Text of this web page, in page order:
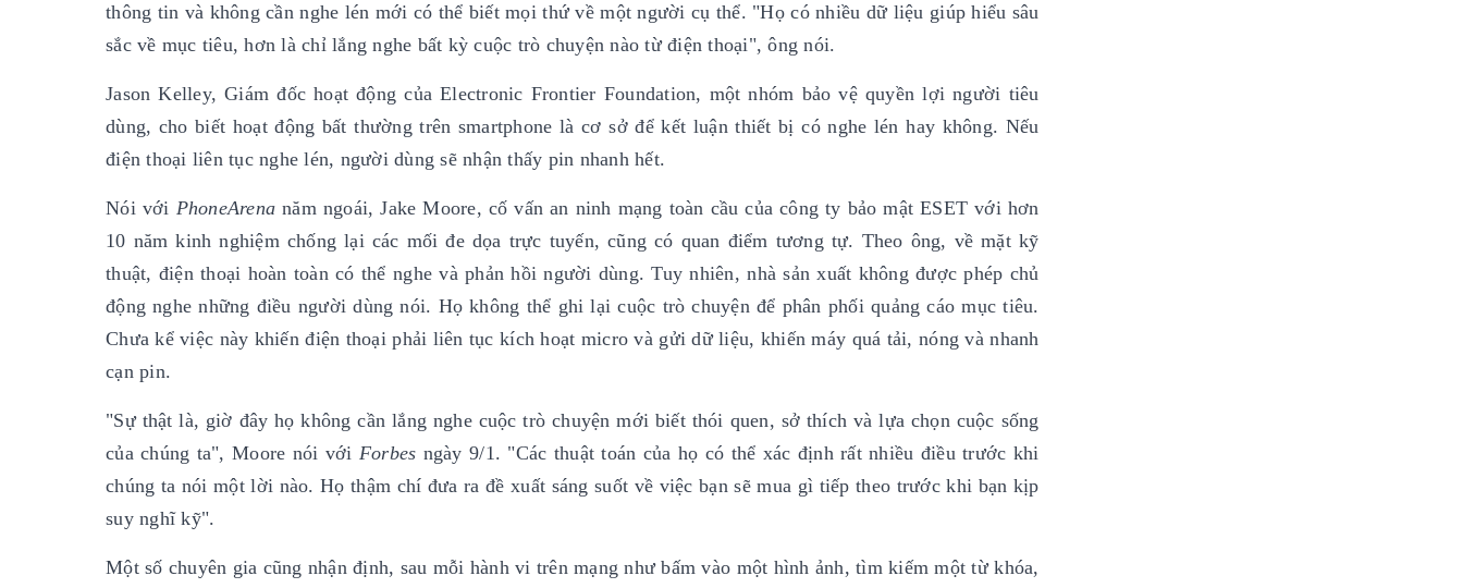
thông tin và không cần nghe lén mới có thể biết mọi thứ về một người cụ thể. "Họ có nhiều dữ liệu giúp hiểu sâu
sắc về mục tiêu, hơn là chỉ lắng nghe bất kỳ cuộc trò chuyện nào từ điện thoại", ông nói.
Jason Kelley, Giám đốc hoạt động của Electronic Frontier Foundation, một nhóm bảo vệ quyền lợi người tiêu
dùng, cho biết hoạt động bất thường trên smartphone là cơ sở để kết luận thiết bị có nghe lén hay không. Nếu
điện thoại liên tục nghe lén, người dùng sẽ nhận thấy pin nhanh hết.
Nói với PhoneArena năm ngoái, Jake Moore, cố vấn an ninh mạng toàn cầu của công ty bảo mật ESET với hơn
10 năm kinh nghiệm chống lại các mối đe dọa trực tuyến, cũng có quan điểm tương tự. Theo ông, về mặt kỹ
thuật, điện thoại hoàn toàn có thể nghe và phản hồi người dùng. Tuy nhiên, nhà sản xuất không được phép chủ
động nghe những điều người dùng nói. Họ không thể ghi lại cuộc trò chuyện để phân phối quảng cáo mục tiêu.
Chưa kể việc này khiến điện thoại phải liên tục kích hoạt micro và gửi dữ liệu, khiến máy quá tải, nóng và nhanh
cạn pin.
"Sự thật là, giờ đây họ không cần lắng nghe cuộc trò chuyện mới biết thói quen, sở thích và lựa chọn cuộc sống
của chúng ta", Moore nói với Forbes ngày 9/1. "Các thuật toán của họ có thể xác định rất nhiều điều trước khi
chúng ta nói một lời nào. Họ thậm chí đưa ra đề xuất sáng suốt về việc bạn sẽ mua gì tiếp theo trước khi bạn kịp
suy nghĩ kỹ".
Một số chuyên gia cũng nhận định, sau mỗi hành vi trên mạng như bấm vào một hình ảnh, tìm kiếm một từ khóa,